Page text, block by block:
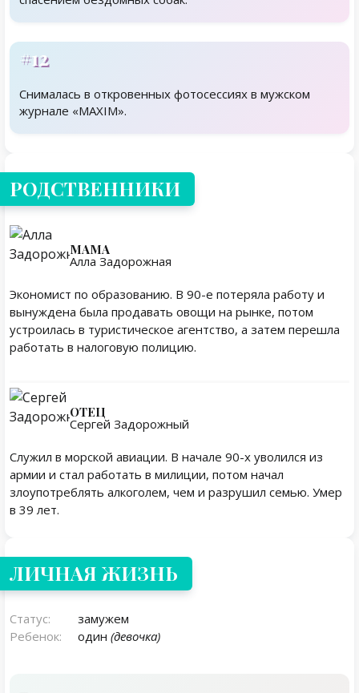
#12
Снималась в откровенных фотосессиях в мужском
журнале «MAXIM».
Родственники
РОДСТВЕННИКИ
МАМА
Алла Задорожная
Экономист по образованию. В 90-е потеряла работу и
вынуждена была продавать овощи на рынке, потом
устроилась в туристическое агентство, а затем перешла
работать в налоговую полицию.
ОТЕЦ
Сергей Задорожный
Служил в морской авиации. В начале 90-х уволился из
армии и стал работать в милиции, потом начал
злоупотреблять алкоголем, чем и разрушил семью. Умер
в 39 лет.
Личная жизнь
ЛИЧНАЯ ЖИЗНЬ
Статус:
замужем
Ребенок:
один (девочка)